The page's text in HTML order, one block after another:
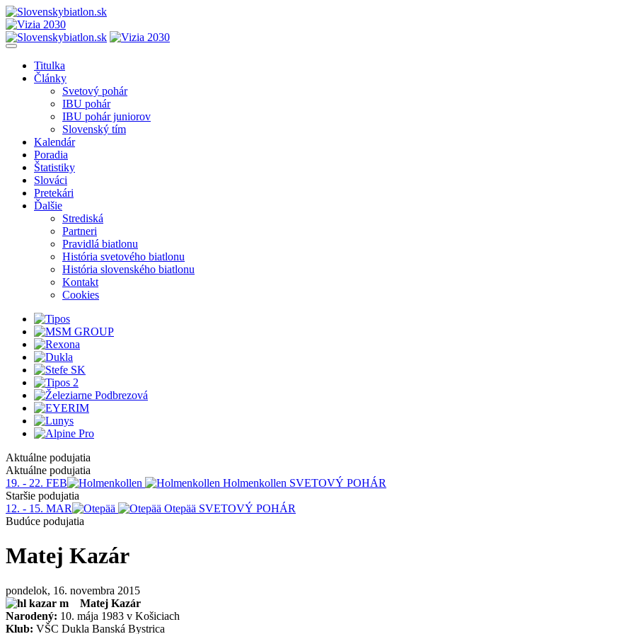
Titulka
Články
Svetový pohár
IBU pohár
IBU pohár juniorov
Slovenský tím
Kalendár
Poradia
Štatistiky
Slováci
Pretekári
Ďalšie
Strediská
Partneri
Pravidlá biatlonu
História svetového biatlonu
História slovenského biatlonu
Kontakt
Cookies
Aktuálne podujatia
Aktuálne podujatia
19. - 22. FEB
Holmenkollen SVETOVÝ POHÁR
Staršie podujatia
12. - 15. MAR
Otepää SVETOVÝ POHÁR
Budúce podujatia
Matej Kazár
pondelok, 16. novembra 2015
Matej Kazár
Narodený: 10. mája 1983 v Košiciach
Klub: VŠC Dukla Banská Bystrica